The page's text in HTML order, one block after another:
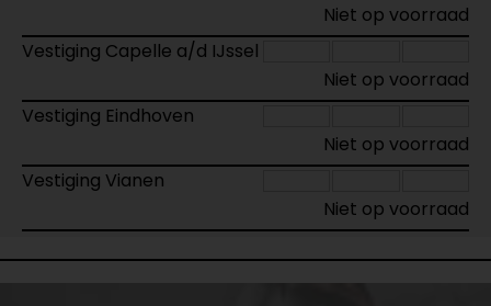
Niet op voorraad
Vestiging Capelle a/d IJssel
Niet op voorraad
Vestiging Eindhoven
Niet op voorraad
Vestiging Vianen
Niet op voorraad